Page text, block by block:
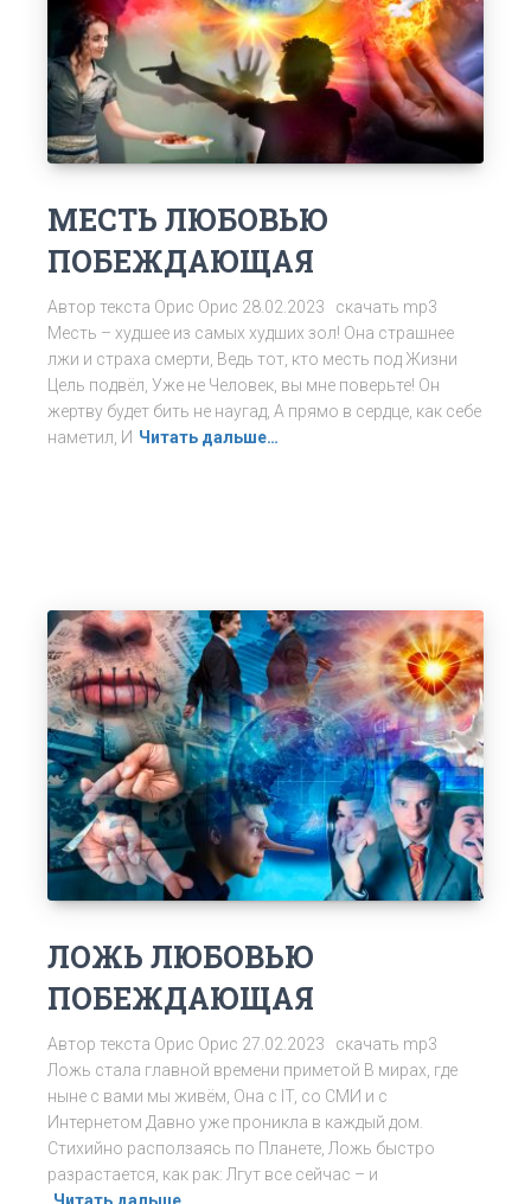
МЕСТЬ ЛЮБОВЬЮ
ПОБЕЖДАЮЩАЯ
Автор текста Орис Орис 28.02.2023 скачать mp3
Месть – худшее из самых худших зол! Она страшнее
лжи и страха смерти, Ведь тот, кто месть под Жизни
Цель подвёл, Уже не Человек, вы мне поверьте! Он
жертву будет бить не наугад, А прямо в сердце, как себе
наметил, И Читать дальше…
ЛОЖЬ ЛЮБОВЬЮ
ПОБЕЖДАЮЩАЯ
Автор текста Орис Орис 27.02.2023 скачать mp3
Ложь стала главной времени приметой В мирах, где
ныне с вами мы живём, Она с IT, со СМИ и с
Интернетом Давно уже проникла в каждый дом.
Стихийно расползаясь по Планете, Ложь быстро
разрастается, как рак: Лгут все сейчас – и